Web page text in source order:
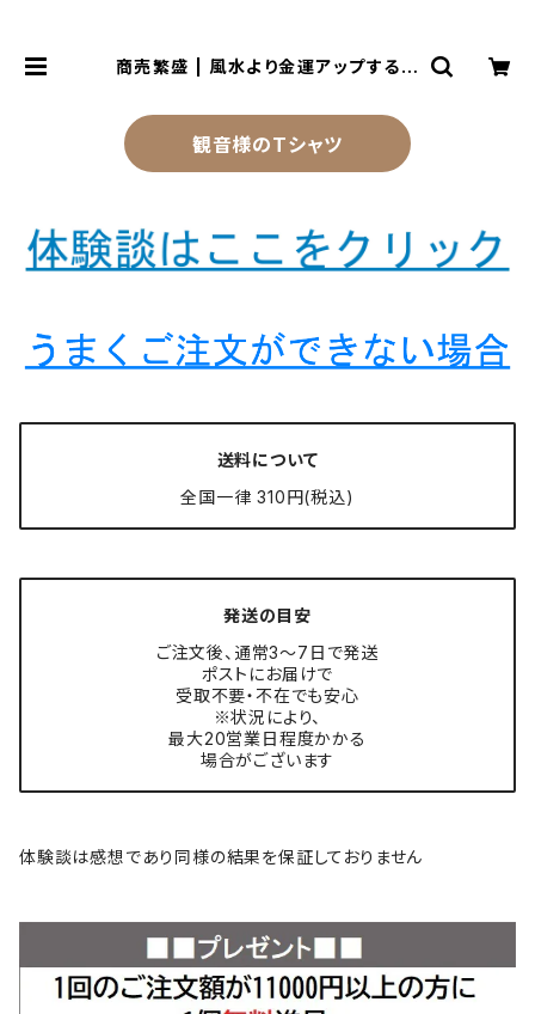
商売繁盛 | 風水より金運アップする観
観音様のTシャツ
送料について
全国一律 310円(税込)
発送の目安
ご注文後、通常3〜7日で発送
ポストにお届けで
受取不要・不在でも安心
※状況により、
最大20営業日程度かかる
場合がございます
体験談は感想であり同様の結果を保証しておりません